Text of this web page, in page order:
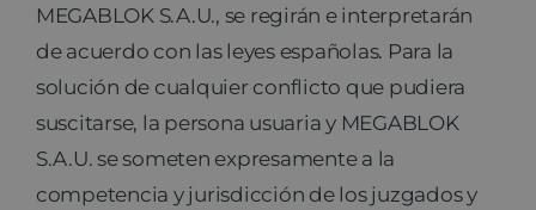
MEGABLOK S.A.U., se regirán e interpretarán
de acuerdo con las leyes españolas. Para la
solución de cualquier conflicto que pudiera
suscitarse, la persona usuaria y MEGABLOK
S.A.U. se someten expresamente a la
competencia y jurisdicción de los juzgados y